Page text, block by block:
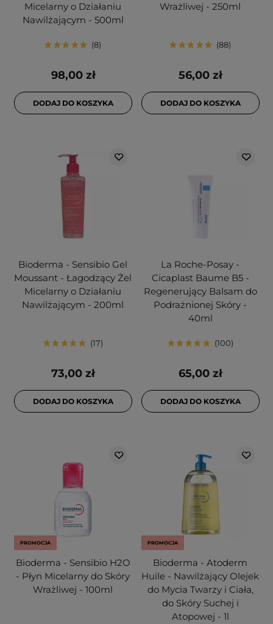
Micelarny o Działaniu
Nawilżającym - 500ml
8
98,00 zł
DODAJ DO KOSZYKA
Wrażliwej - 250ml
88
56,00 zł
DODAJ DO KOSZYKA
Bioderma - Sensibio Gel
Moussant - Łagodzący Żel
Micelarny o Działaniu
Nawilżającym - 200ml
17
73,00 zł
DODAJ DO KOSZYKA
La Roche-Posay -
Cicaplast Baume B5 -
Regenerujący Balsam do
Podrażnionej Skóry -
40ml
100
65,00 zł
DODAJ DO KOSZYKA
PROMOCJA
Bioderma - Sensibio H2O
- Płyn Micelarny do Skóry
Wrażliwej - 100ml
PROMOCJA
Bioderma - Atoderm
Huile - Nawilżający Olejek
do Mycia Twarzy i Ciała,
do Skóry Suchej i
Atopowej - 1l